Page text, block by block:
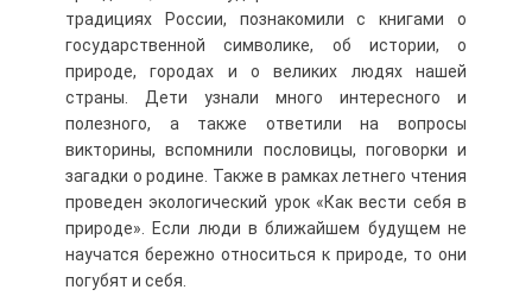
традициях России, познакомили с книгами о
государственной символике, об истории, о
природе, городах и о великих людях нашей
страны. Дети узнали много интересного и
полезного, а также ответили на вопросы
викторины, вспомнили пословицы, поговорки и
загадки о родине. Также в рамках летнего чтения
проведен экологический урок «Как вести себя в
природе». Если люди в ближайшем будущем не
научатся бережно относиться к природе, то они
погубят и себя.